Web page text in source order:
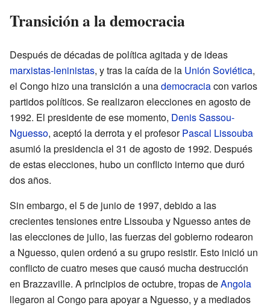
Transición a la democracia
Después de décadas de política agitada y de ideas
marxistas-leninistas, y tras la caída de la Unión Soviética,
el Congo hizo una transición a unademocraciacon varios
partidos políticos. Se realizaron elecciones en agosto de
1992. El presidente de ese momento, Denis Sassou-
Nguesso, aceptó la derrota y el profesorPascal Lissouba
asumió la presidencia el 31 de agosto de 1992. Después
de estas elecciones, hubo un conflicto interno que duró
dos años.
Sin embargo, el 5 de junio de 1997, debido a las
crecientes tensiones entre Lissouba y Nguesso antes de
las elecciones de julio, las fuerzas del gobierno rodearon
a Nguesso, quien ordenó a su grupo resistir. Esto inició un
conflicto de cuatro meses que causó mucha destrucción
en Brazzaville. A principios de octubre, tropas deAngola
llegaron al Congo para apoyar a Nguesso, y a mediados